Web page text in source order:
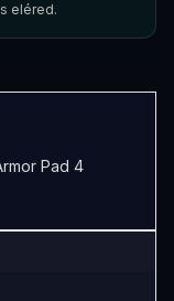
eléred.
Pad 4